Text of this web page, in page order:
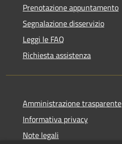
Prenotazione appuntamento
Segnalazione disservizio
Leggi le FAQ
Richiesta assistenza
Amministrazione trasparente
Informativa privacy
Note legali